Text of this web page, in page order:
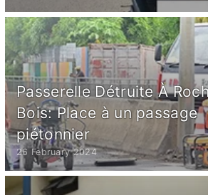
Passerelle Détruite À
Bois: Place à un passage
piétonnier
26 February 2024